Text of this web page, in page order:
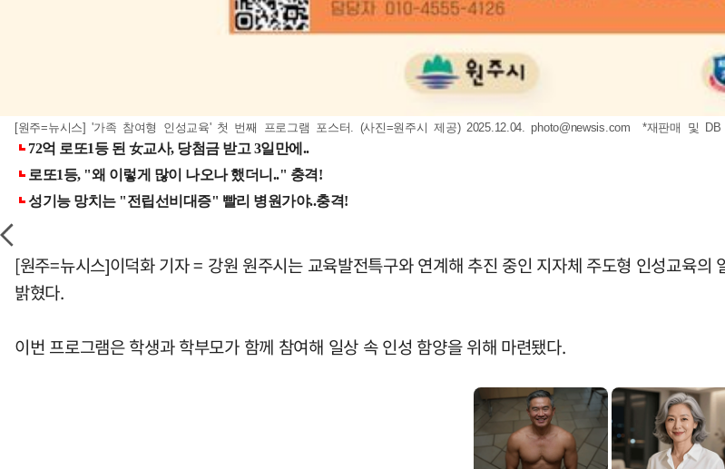
[원주=뉴시스] '가족 참여형 인성교육' 첫 번째 프로그램 포스터. (사진=원주시 제공) 2025.12.04.photo@newsis.com *재판매 및 DB
[원주=뉴시스]이덕화 기자 = 강원 원주시는 교육발전특구와 연계해 추진 중인 지자체 주도형 인성교육
밝혔다.
이번 프로그램은 학생과 학부모가 함께 참여해 일상 속 인성 함양을 위해 마련됐다.